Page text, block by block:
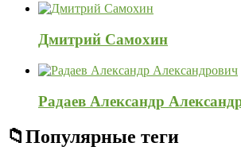
Дмитрий Самохин
Радаев Александр
Популярные теги